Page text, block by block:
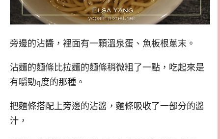
旁邊的沾醬，裡面有一顆溫泉蛋、魚板根蔥末。
沾麵的麵條比拉麵的麵條稍微粗了一點，吃起來是
有嚼勁q度的那種。
把麵條搭配上旁邊的沾醬，麵條吸收了一部分的醬
汁，